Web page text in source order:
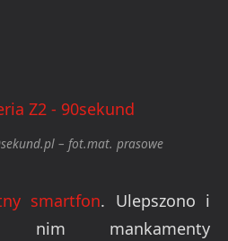
– fot.mat. prasowe
smartfon. Ulepszono i
nim mankamenty